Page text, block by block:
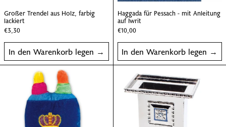
Großer Trendel aus Holz, farbig
lackiert
€3,30
In den Warenkorb legen
Haggada für Pessach - mit Anleitung
auf Iwrit
€10,00
In den Warenkorb legen
Eine Tora-Rolle aus Plüsch für die Kleinsten
Hawdala-